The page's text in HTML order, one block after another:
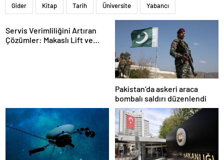
Gider Kitap Tarih Üniversite Yabancı
Servis Verimliliğini Artıran
Çözümler: Makaslı Lift ve
Pakistan’da askeri araca
bombalı saldırı düzenlendi